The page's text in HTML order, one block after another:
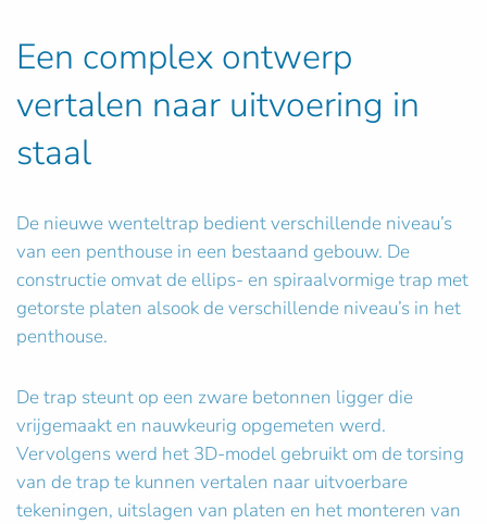
Een complex ontwerp
vertalen naar uitvoering in
staal
De nieuwe wenteltrap bedient verschillende niveau’s
van een penthouse in een bestaand gebouw. De
constructie omvat de ellips- en spiraalvormige trap met
getorste platen alsook de verschillende niveau’s in het
penthouse.
De trap steunt op een zware betonnen ligger die
vrijgemaakt en nauwkeurig opgemeten werd.
Vervolgens werd het 3D-model gebruikt om de torsing
van de trap te kunnen vertalen naar uitvoerbare
tekeningen, uitslagen van platen en het monteren van